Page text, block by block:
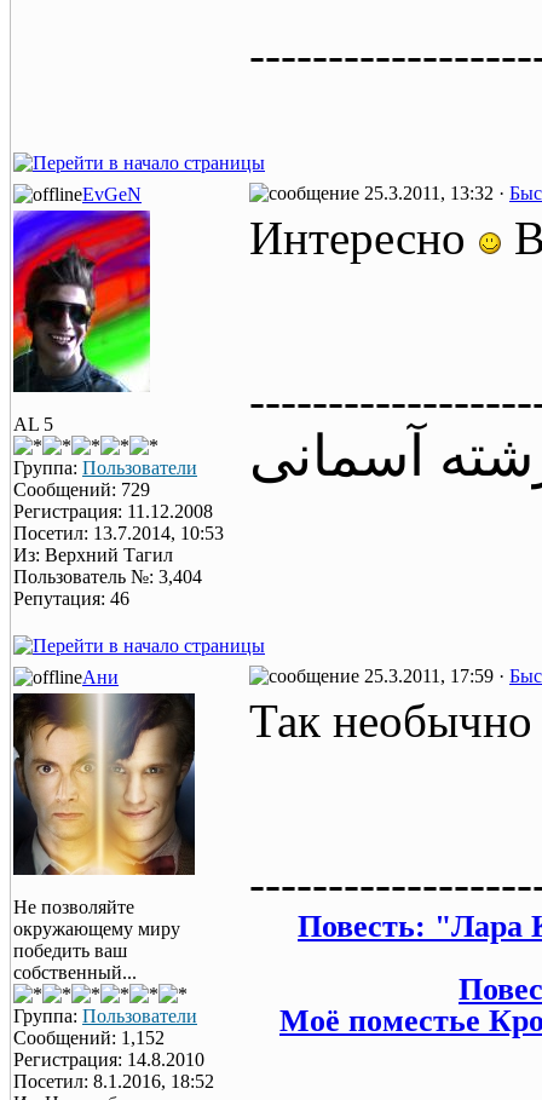
EvGeN 25.3.2011, 13:32 ·
AL 5
Группа: Пользователи
Сообщений: 729
Регистрация: 11.12.2008
Посетил: 13.7.2014, 10:53
Из: Верхний Тагил
Пользователь №: 3,404
Репутация: 46
Интересно
آسمانی
Ани 25.3.2011, 17:59 ·
Не позволяйте
окружающему миру
победить ваш
собственный...
Группа: Пользователи
Сообщений: 1,152
Регистрация: 14.8.2010
Посетил: 8.1.2016, 18:52
Так
Повесть: "Лара
Моё поместье